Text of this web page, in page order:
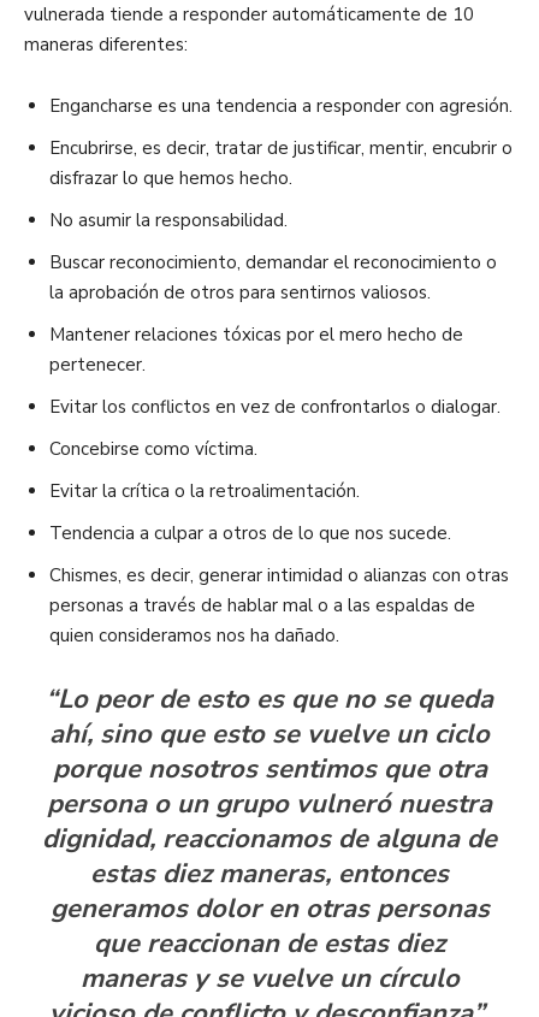
vulnerada tiende a responder automáticamente de 10
maneras diferentes:
Engancharse es una tendencia a responder con agresión.
Encubrirse, es decir, tratar de justificar, mentir, encubrir o
disfrazar lo que hemos hecho.
No asumir la responsabilidad.
Buscar reconocimiento, demandar el reconocimiento o
la aprobación de otros para sentirnos valiosos.
Mantener relaciones tóxicas por el mero hecho de
pertenecer.
Evitar los conflictos en vez de confrontarlos o dialogar.
Concebirse como víctima.
Evitar la crítica o la retroalimentación.
Tendencia a culpar a otros de lo que nos sucede.
Chismes, es decir, generar intimidad o alianzas con otras
personas a través de hablar mal o a las espaldas de
quien consideramos nos ha dañado.
“Lo peor de esto es que no se queda
ahí, sino que esto se vuelve un ciclo
porque nosotros sentimos que otra
persona o un grupo vulneró nuestra
dignidad, reaccionamos de alguna de
estas diez maneras, entonces
generamos dolor en otras personas
que reaccionan de estas diez
maneras y se vuelve un círculo